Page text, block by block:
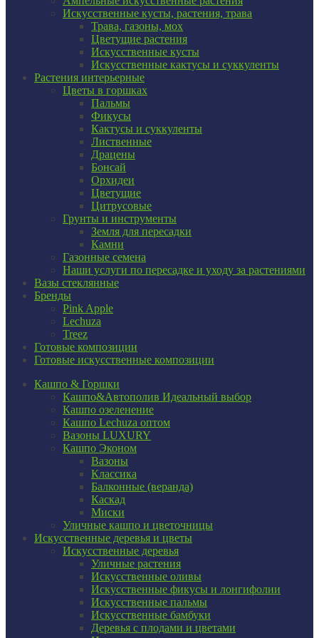
Искусственные кусты, растения, трава
Трава, газоны, мох
Цветущие растения
Искусственные кусты
Искусственные кактусы и суккуленты
Растения интерьерные
Цветы в горшках
Пальмы
Фикусы
Кактусы и суккуленты
Лиственные
Драцены
Бонсай
Орхидеи
Цветущие
Цитрусовые
Грунты и инструменты
Земля для пересадки
Камни
Газонные семена
Наши услуги по пересадке и уходу за растениями
Вазы стеклянные
Бренды
Pink Apple
Lechuza
Treez
Готовые композиции
Готовые искусственные композиции
Кашпо & Горшки
Кашпо&Автополив Идеальный выбор
Кашпо озеленение
Кашпо Lechuza оптом
Вазоны LUXURY
Кашпо Эконом
Вазоны
Классика
Балконные (веранда)
Каскад
Миски
Уличные кашпо и цветочницы
Искусственные деревья и цветы
Искусственные деревья
Уличные растения
Искусственные оливы
Искусственные фикусы и лонгифолии
Искусственные пальмы
Искусственные бамбуки
Деревья с плодами и цветами